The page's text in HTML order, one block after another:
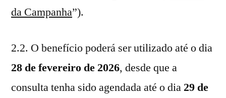
da Campanha”).
2.2. O benefício poderá ser utilizado até o dia
28 de fevereiro de 2026, desde que a
consulta tenha sido agendada até o dia 29 de